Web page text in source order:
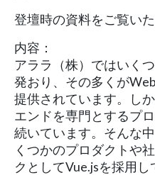
登壇時の資料をご覧いた
内容：
アララ（株）ではいく
発おり、その多くが
提供されています。し
エンドを専門とするプ
続いています。そんな
くつかのプロダクトや
クとしてVue.jsを採用